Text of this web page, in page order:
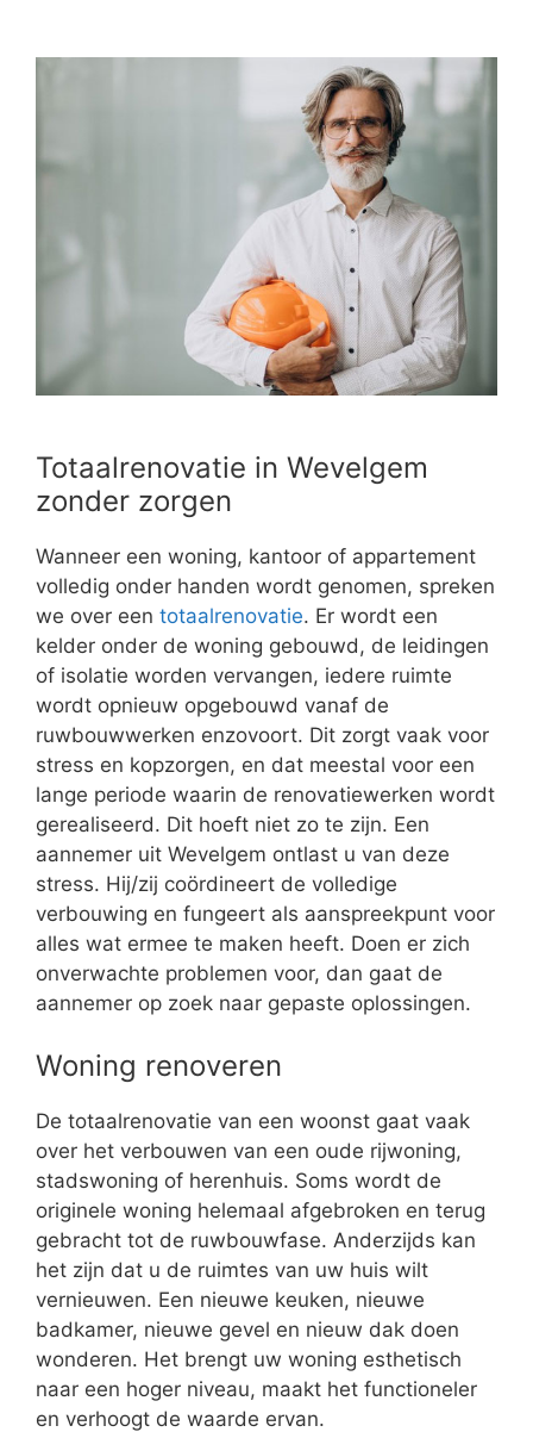
Totaalrenovatie in Wevelgem
zonder zorgen
Wanneer een woning, kantoor of appartement
volledig onder handen wordt genomen, spreken
we over een totaalrenovatie. Er wordt een
kelder onder de woning gebouwd, de leidingen
of isolatie worden vervangen, iedere ruimte
wordt opnieuw opgebouwd vanaf de
ruwbouwwerken enzovoort. Dit zorgt vaak voor
stress en kopzorgen, en dat meestal voor een
lange periode waarin de renovatiewerken wordt
gerealiseerd. Dit hoeft niet zo te zijn. Een
aannemer uit Wevelgem ontlast u van deze
stress. Hij/zij coördineert de volledige
verbouwing en fungeert als aanspreekpunt voor
alles wat ermee te maken heeft. Doen er zich
onverwachte problemen voor, dan gaat de
aannemer op zoek naar gepaste oplossingen.
Woning renoveren
De totaalrenovatie van een woonst gaat vaak
over het verbouwen van een oude rijwoning,
stadswoning of herenhuis. Soms wordt de
originele woning helemaal afgebroken en terug
gebracht tot de ruwbouwfase. Anderzijds kan
het zijn dat u de ruimtes van uw huis wilt
vernieuwen. Een nieuwe keuken, nieuwe
badkamer, nieuwe gevel en nieuw dak doen
wonderen. Het brengt uw woning esthetisch
naar een hoger niveau, maakt het functioneler
en verhoogt de waarde ervan.